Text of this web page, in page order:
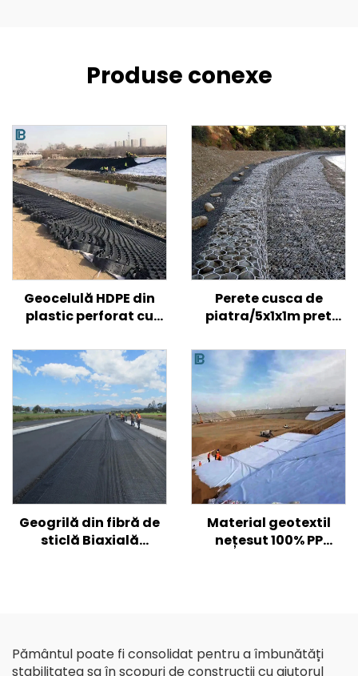
Produse conexe
Geocelulă HDPE din
plastic perforat cu
armarea solului de
drum/ deal/ pantă
Perete cusca de
piatra/5x1x1m pret
cutie gabion
galvanizat
Geogrilă din fibră de
sticlă Biaxială
sticlă de înaltă
rezistență
Material geotextil
nețesut 100% PP
Pământul poate fi consolidat pentru a îmbunătăți
stabilitatea sa în scopuri de construcții cu ajutorul